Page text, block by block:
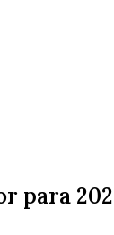
para